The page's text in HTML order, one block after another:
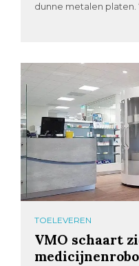
dunne metalen platen.
TOELEVEREN
VMO schaart